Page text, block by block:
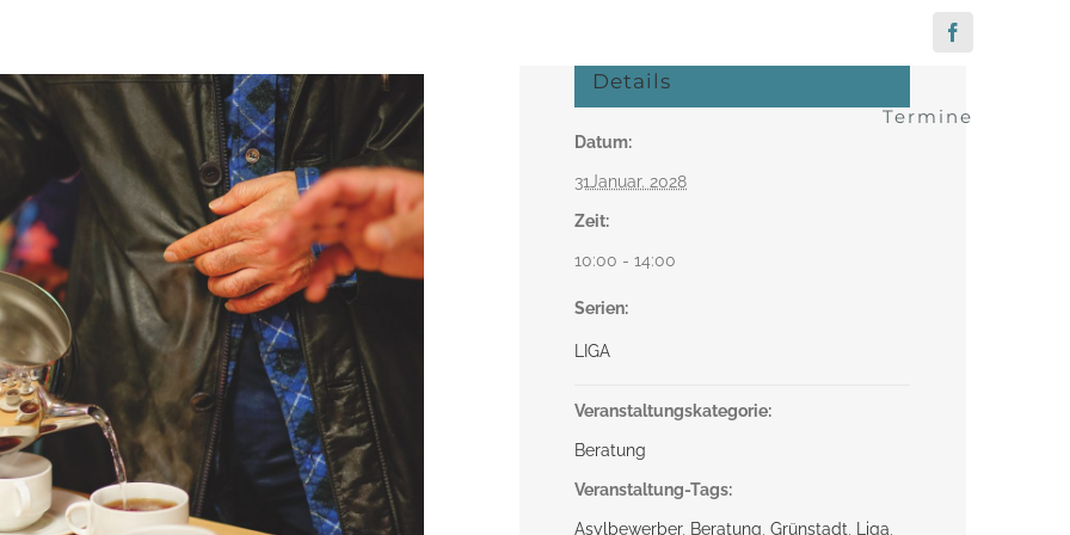
Facebook
Termine
Details
Datum:
31Januar. 2028
Zeit:
10:00 - 14:00
Serien:
LIGA
Veranstaltungskategorie:
Beratung
Veranstaltung-Tags:
Asylbewerber, Beratung ,Grünstadt Liga